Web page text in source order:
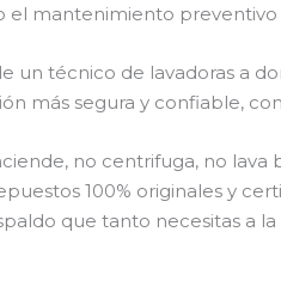
el mantenimiento
técnico de lavadoras a
más segura y confiable,
no centrifuga, no lava
100% originales y
que tanto necesitas a